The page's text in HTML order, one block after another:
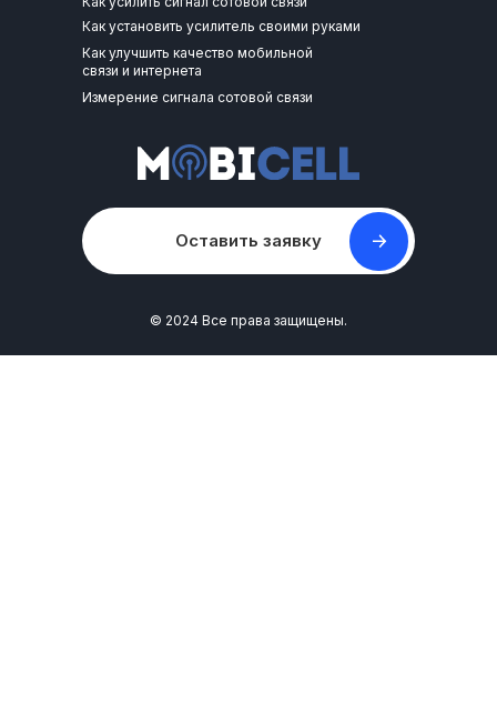
© 2024 Все права защищены.
Оставить заявку
Как установить усилитель своими руками
Как улучшить качество мобильной
связи и интернета
Измерение сигнала сотовой связи